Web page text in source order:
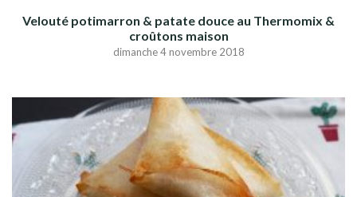
Velouté potimarron & patate douce au Thermomix &
croûtons maison
dimanche 4 novembre 2018